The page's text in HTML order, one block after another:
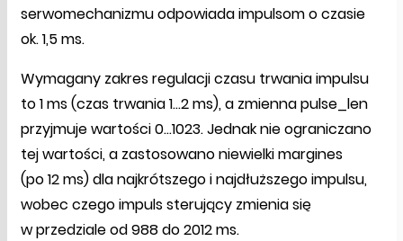
serwomechanizmu odpowiada impulsom o czasie
ok. 1,5 ms.
Wymagany zakres regulacji czasu trwania impulsu
to 1 ms (czas trwania 1…2 ms), a zmienna pulse_len
przyjmuje wartości 0…1023. Jednak nie ograniczano
tej wartości, a zastosowano niewielki margines
(po 12 ms) dla najkrótszego i najdłuższego impulsu,
wobec czego impuls sterujący zmienia się
w przedziale od 988 do 2012 ms.